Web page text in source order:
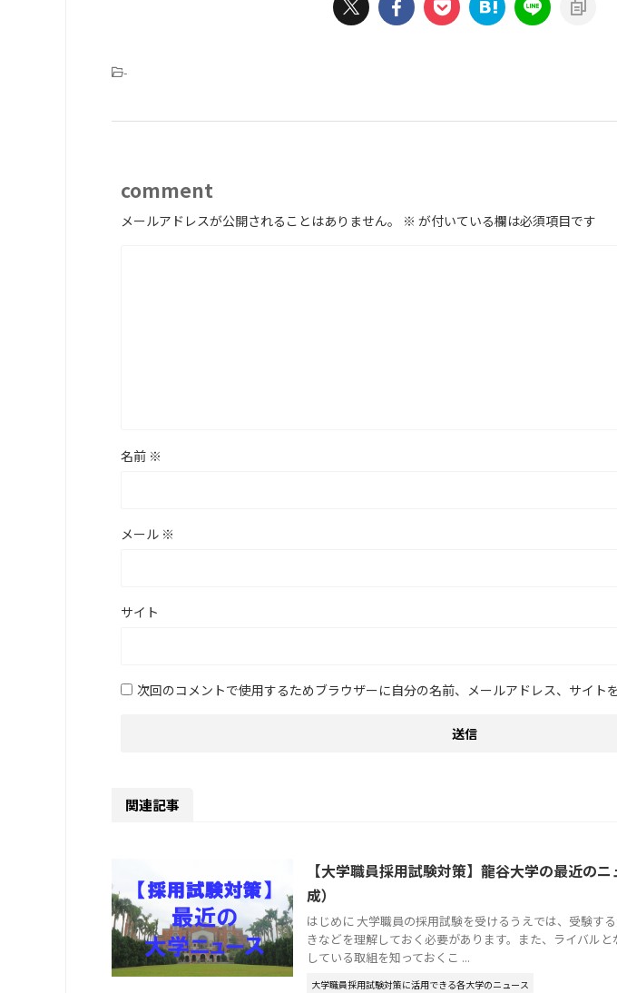
-
comment
メールアドレスが公開されることはありません。 ※ が付いている欄は必須項目です
名前 ※
メール ※
サイト
次回のコメントで使用するためブラウザーに自分の名前、メールアドレス、サイトを
関連記事
【大学職員採用試験対策】龍谷大学の最近の
成）
はじめに 大学職員の採用試験を受けるうえでは、受験す
きなどを理解しておく必要があります。また、ライバル
している取組を知っておくこ ...
大学職員採用試験対策に活用できる各大学のニュース